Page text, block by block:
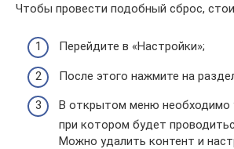
Чтобы провести подобный сброс,
Перейдите в «Настройки»;
После этого нажмите на
В открытом меню необходимо
при котором будет
Можно удалить контент и